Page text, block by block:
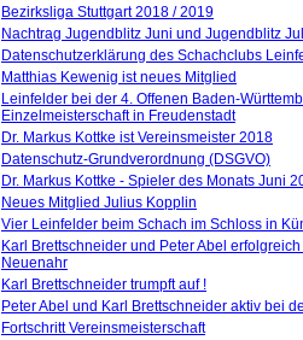
Bezirksliga Stuttgart 2018 / 2019
Nachtrag Jugendblitz Juni und Jugendblitz
Datenschutzerklärung des Schachclubs
Matthias Kewenig ist neues Mitglied
Leinfelder bei der 4. Offenen Baden-
Einzelmeisterschaft in Freudenstadt
Dr. Markus Kottke ist Vereinsmeister 2018
Datenschutz-Grundverordnung (DSGVO)
Dr. Markus Kottke - Spieler des Monats Juni
Neues Mitglied Julius Kopplin
Vier Leinfelder beim Schach im Schloss in
Karl Brettschneider und Peter Abel
Neuenahr
Karl Brettschneider trumpft auf !
Peter Abel und Karl Brettschneider aktiv bei
Fortschritt Vereinsmeisterschaft